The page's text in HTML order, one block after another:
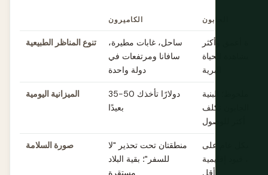
الكاميرون الجابون
تنوع المناظر الطبيعية
ساحل، غابات مطيرة،
سافانا ومرتفعات في
دولة واحدة
مطيرة أعمق وأكثر
ومشاهدة الحياة
البرية
الميزانية اليومية
35-50 دولارًا تأخذك
بعيدًا
ملحوظ؛ البنية
في الجابون تكلف
أكثر للوصول
صورة السلامة
منطقتان تحت تحذير "لا
للسفر"؛ بقية البلاد
مستقرة
بشكل عام على
قيود إقليمية
أقل